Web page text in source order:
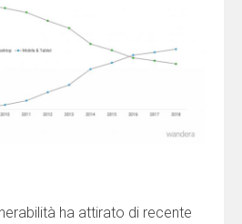
ha attirato di recente